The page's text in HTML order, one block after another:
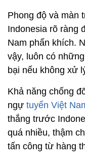
Phong độ và màn
Indonesia rõ ràng
Nam phấn khích.
vậy, luôn có
bại nếu không xử
Khả năng chống
ngự tuyển Việt
thắng trước
quá nhiều, thậm
tấn công từ hàng